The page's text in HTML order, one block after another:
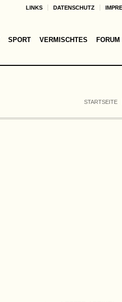
LINKS DATENSCHUTZ
SPORT VERMISCHTES FORUM
STARTSEITE